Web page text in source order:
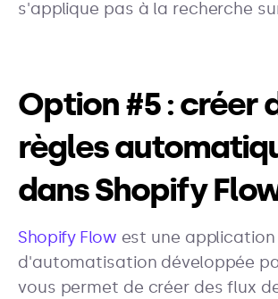
s'applique pas à la recherche
Option #5 : créer
règles
dans Shopify
Shopify Flow est une application
d'automatisation développée
vous permet de créer des flux